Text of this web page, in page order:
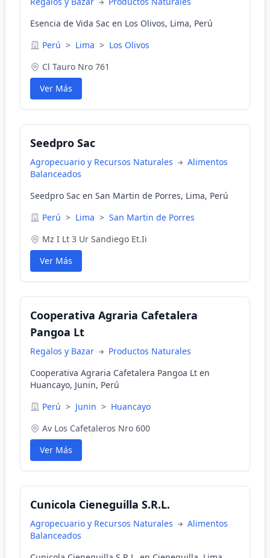
Esencia de Vida Sac en Los Olivos, Lima, Perú
Perú > Lima > Los Olivos
Cl Tauro Nro 761
Ver Más
Seedpro Sac
Agropecuario y Recursos Naturales
Alimentos
Balanceados
Seedpro Sac en San Martin de Porres, Lima, Perú
Perú > Lima > San Martin de Porres
Mz I Lt 3 Ur Sandiego Et.Ii
Ver Más
Cooperativa Agraria Cafetalera
Pangoa Lt
Regalos y Bazar
Productos Naturales
Cooperativa Agraria Cafetalera Pangoa Lt en
Huancayo, Junin, Perú
Perú > Junin > Huancayo
Av Los Cafetaleros Nro 600
Ver Más
Cunicola Cieneguilla S.R.L.
Agropecuario y Recursos Naturales
Alimentos
Balanceados